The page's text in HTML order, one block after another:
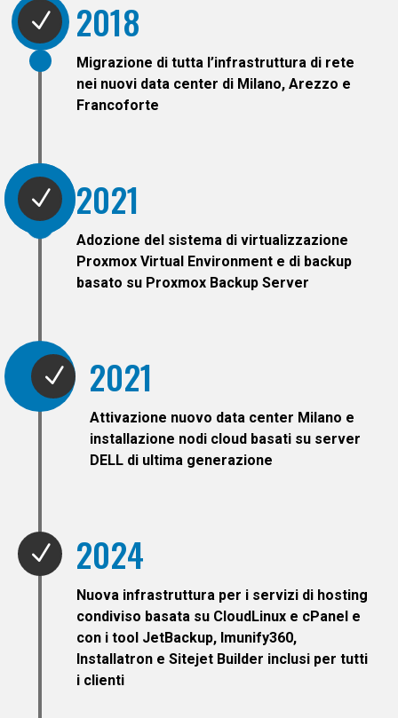
N 2018
Migrazione di tutta l’infrastruttura di rete
nei nuovi data center di Milano, Arezzo e
Francoforte
N 2021
Adozione del sistema di virtualizzazione
Proxmox Virtual Environment e di backup
basato su Proxmox Backup Server
N 2021
Attivazione nuovo data center Milano e
installazione nodi cloud basati su server
DELL di ultima generazione
N 2024
Nuova infrastruttura per i servizi di hosting
condiviso basata su CloudLinux e cPanel e
con i tool JetBackup, Imunify360,
Installatron e Sitejet Builder inclusi per tutti
i clienti